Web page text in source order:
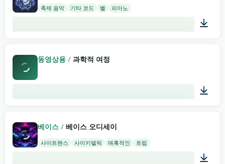
축제 음악 기타 코드 벨 피아노
동영상용 / 과학적 여정
베이스 / 베이스 오디세이
사이트랜스 사이키델릭 매혹적인 트립